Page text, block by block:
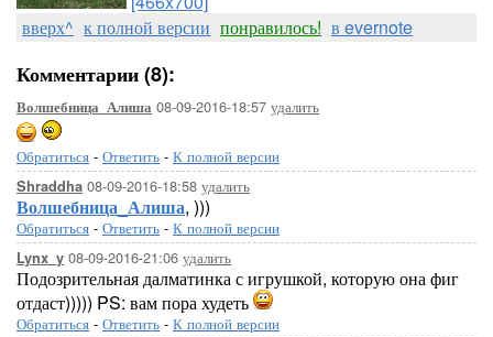
вверх^ к полной версии понравилось! в evernote
Комментарии (8):
Волшебница_Алиша 08-09-2016-18:57 удалить
Обратиться - Ответить - К полной версии
Shraddha 08-09-2016-18:58 удалить
Волшебница_Алиша, )))
Обратиться - Ответить - К полной версии
Lynx_y 08-09-2016-21:06 удалить
Подозрительная далматинка с игрушкой, которую она фиг
отдаст))))) PS: вам пора худеть
Обратиться - Ответить - К полной версии